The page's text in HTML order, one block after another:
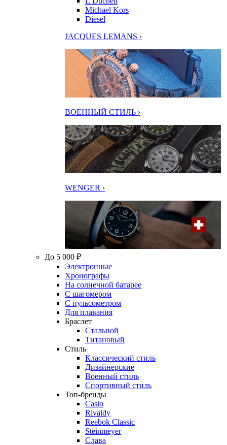
Michael Kors
Diesel
JACQUES LEMANS ›
ВОЕННЫЙ СТИЛЬ ›
WENGER ›
До 5 000 ₽
Электронные
Хронографы
На солнечной батарее
С шагомером
С пульсометром
Для плавания
Браслет
Стальной
Титановый
Стиль
Классический стиль
Дизайнерские
Военный стиль
Спортивный стиль
Топ-бренды
Casio
Rivaldy
Reebok Classic
Steinmeyer
Слава